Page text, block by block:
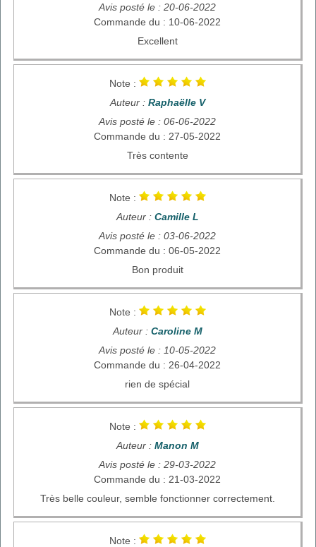
Avis posté le : 20-06-2022
Commande du : 10-06-2022
Excellent
Note :
Auteur : Raphaëlle V
Avis posté le : 06-06-2022
Commande du : 27-05-2022
Très contente
Note :
Auteur : Camille L
Avis posté le : 03-06-2022
Commande du : 06-05-2022
Bon produit
Note :
Auteur : Caroline M
Avis posté le : 10-05-2022
Commande du : 26-04-2022
rien de spécial
Note :
Auteur : Manon M
Avis posté le : 29-03-2022
Commande du : 21-03-2022
Très belle couleur, semble fonctionner correctement.
Note :